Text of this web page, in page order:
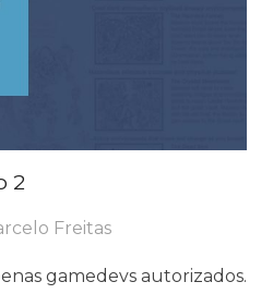
2
Freitas
gamedevs autorizados.